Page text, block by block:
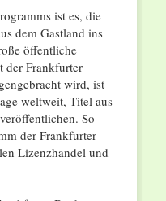
ist es, die
dem Gastland ins
öffentliche
der Frankfurter
wird, ist
weltweit, Titel aus
So
der Frankfurter
Lizenzhandel und